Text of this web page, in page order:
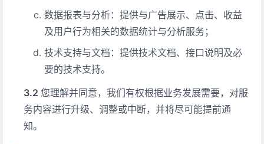
数据报表与分析：提供与广告展示、点击、收益
及用户行为相关的数据统计与分析服务；
技术支持与文档：提供技术文档、接口说明及必
要的技术支持。
您理解并同意，我们有权根据业务发展需要，对服
务内容进行升级、调整或中断，并将尽可能提前通
知。